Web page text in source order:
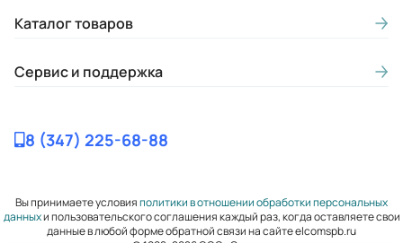
Премиальная серия:
Вес (кг):
Каталог товаров
Сервис и поддержка
8 (347) 225-68-88
Вы принимаете условияполитики в отношении обработки персональных
данныхи пользовательского соглашения каждый раз, когда оставляете свои
данные в любой форме обратной связи на сайте elcomspb.ru